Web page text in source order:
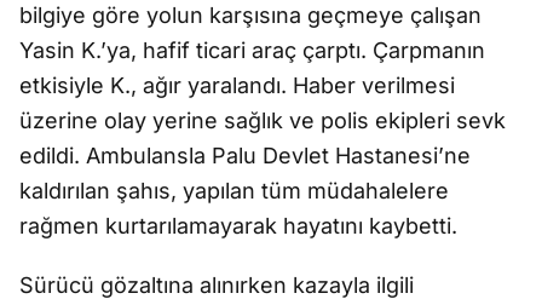
bilgiye göre yolun karşısına geçmeye çalışan
Yasin K.’ya, hafif ticari araç çarptı. Çarpmanın
etkisiyle K., ağır yaralandı. Haber verilmesi
üzerine olay yerine sağlık ve polis ekipleri sevk
edildi. Ambulansla Palu Devlet Hastanesi’ne
kaldırılan şahıs, yapılan tüm müdahalelere
rağmen kurtarılamayarak hayatını kaybetti.
Sürücü gözaltına alınırken kazayla ilgili